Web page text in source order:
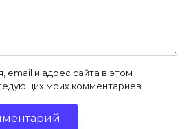
email и адрес сайта в этом
моих комментариев.